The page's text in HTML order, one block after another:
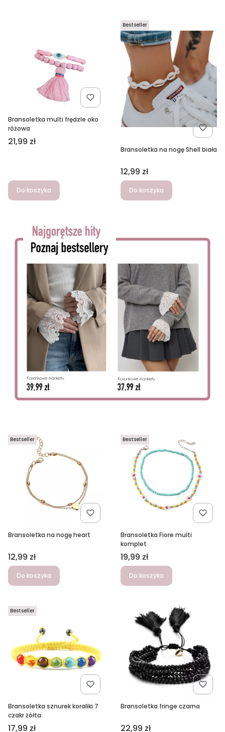
Bransoletka multi frędzle oko
różowa
Cena
21,99 zł
Do koszyka
Bestseller
Bransoletka na nogę Shell biała
Cena
12,99 zł
Do koszyka
Bestseller
Bransoletka na nogę heart
Cena
12,99 zł
Do koszyka
Bestseller
Bransoletka Fiore multi
komplet
Cena
19,99 zł
Do koszyka
Bestseller
Bransoletka sznurek koraliki 7
czakr żółta
Cena
17,99 zł
Bransoletka fringe czarna
Cena
22,99 zł